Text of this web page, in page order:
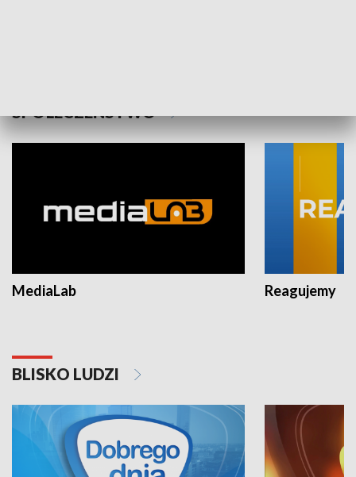
SPOŁECZEŃSTWO
MediaLab Reagujemy
BLISKO LUDZI